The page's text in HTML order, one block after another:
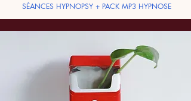
SÉANCES HYPNOPSY + PACK MP3 HYPNOSE